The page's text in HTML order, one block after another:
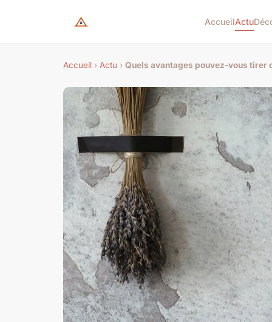
AccueilActu
Accueil › Actu › Quels avantages pouvez-vous